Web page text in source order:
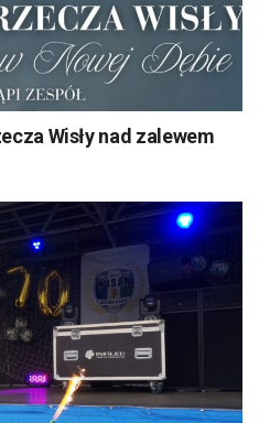
Wisły nad zalewem